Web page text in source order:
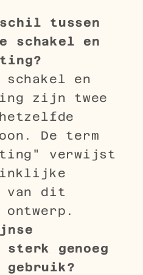
tussen
schakel en
schakel en
zijn twee
De term
verwijst
dit
genoeg